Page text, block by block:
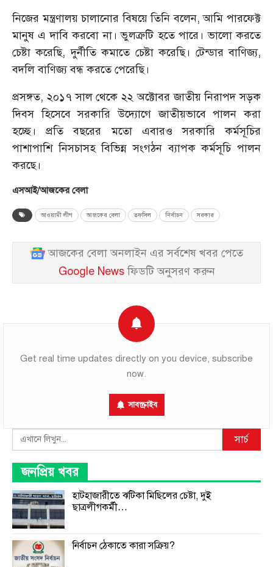
নিজের মন্ত্রণালয় চালানোর বিষয়ে তিনি বলেন, আমি পারফেক্ট
মানুষ এ দাবি করবো না। ভুলত্রুটি হতে পারে। ভালো করতে
চেষ্টা করেছি, দুর্নীতি কমাতে চেষ্টা করেছি। টেন্ডার বাণিজ্য,
বদলি বাণিজ্য বন্ধ করতে পেরেছি।
প্রসঙ্গত, ২০১৭ সাল থেকে ২২ অক্টোবর জাতীয় নিরাপদ সড়ক
দিবস হিসেবে সরকারি উদ্যোগে জাতীয়ভাবে পালন করা
হচ্ছে। প্রতি বছরের মতো এবারও সরকারি কর্মসূচির
পাশাপাশি নিসচাসহ বিভিন্ন সংগঠন ব্যাপক কর্মসূচি পালন
করছে।
এসআই/আজকের বেলা
আওয়ামী লীগ আজকের বেলা তফসিল নির্বাচন সরকার
আজকের বেলা অনলাইন এর সর্বশেষ খবর পেতে
Google Newsফিডটি অনুসরণ করুন
Get real time updates directly on you device, subscribe
now.
সাবস্ক্রাইব
Search সার্চ
জনপ্রিয় খবর
হাটহাজারীতে ঝটিকা মিছিলের চেষ্টা, দুই
ছাত্রলীগকর্মী…
নির্বাচন ঠেকাতে কারা সক্রিয়?